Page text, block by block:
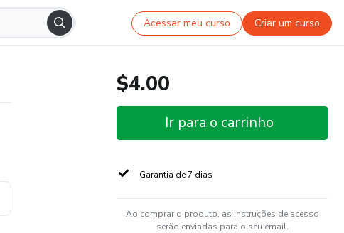
Acessar meu curso Criar um curso
$4.00
Ir para o carrinho
Garantia de 7 dias
Ao comprar o produto, as instruções de acesso
serão enviadas para o seu email.